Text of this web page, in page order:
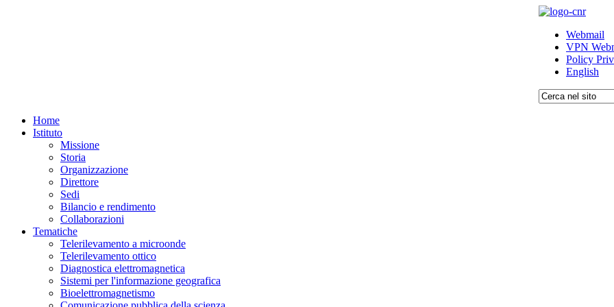
Webmail
VPN
Policy
English
Home
Istituto
Missione
Storia
Organizzazione
Direttore
Sedi
Bilancio e rendimento
Collaborazioni
Tematiche
Telerilevamento a microonde
Telerilevamento ottico
Diagnostica elettromagnetica
Sistemi per l'informazione geografica
Bioelettromagnetismo